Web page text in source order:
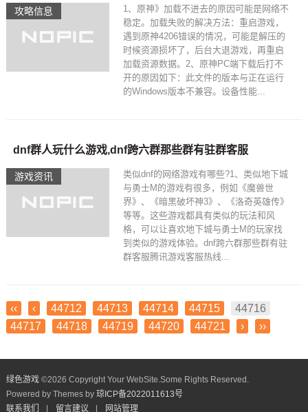
攻略信息
1、原神》加载不进去的原因可能是网络不
稳定。加载失败的解决方法：重启游戏，
遇到原神4206错误的情况，可能是解压的
时候资源损坏了，后台大退游戏，再重启
加载资源数据。2、原神PC端下载后打不
开的原因如下：此文件的版本与正在运行
的Windows版本不兼容。设备性能...
游戏资讯
dnf群人玩什么游戏,dnf跨六群那些群有驻群客服
类似dnf的网络游戏有哪些?1、类似地下城
与勇士M的游戏有很多，例如《魔兽世
界》、《暗黑破坏神3》、《洛奇英雄传》
等等。这些游戏都具有类似的玩法和风
格，可以让喜欢地下城与勇士M的玩家找
到类似的游戏体验。dnf跨六群那些群有驻
群客服腾讯游戏客服热线...
‹‹ ‹ 44712 44713 44714 44715
44716
44717
44718 44719 44720 44721 › ››
绿色游戏©2026 Copyright Your WebSite.Some Rights Reserved.
Powered by Themes by 琼ICP备2022011613号
联系我们
留言建议 网站管理